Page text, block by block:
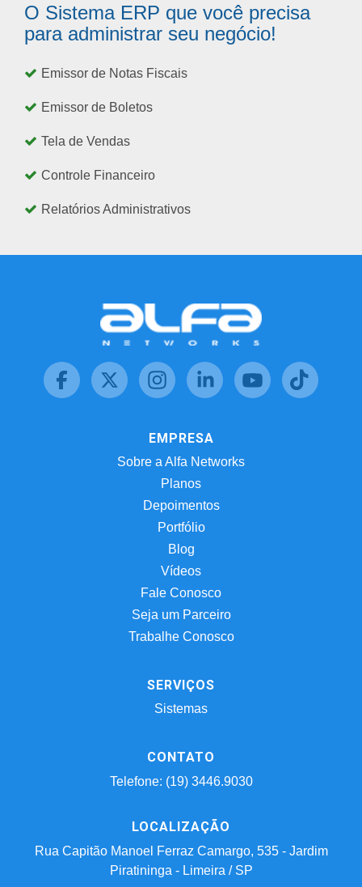
O Sistema ERP que você precisa
para administrar seu negócio!
Emissor de Notas Fiscais
Emissor de Boletos
Tela de Vendas
Controle Financeiro
Relatórios Administrativos
EMPRESA
Sobre a Alfa Networks
Planos
Depoimentos
Portfólio
Blog
Vídeos
Fale Conosco
Seja um Parceiro
Trabalhe Conosco
SERVIÇOS
Sistemas
CONTATO
Telefone: (19) 3446.9030
LOCALIZAÇÃO
Rua Capitão Manoel Ferraz Camargo, 535 - Jardim
Piratininga - Limeira / SP